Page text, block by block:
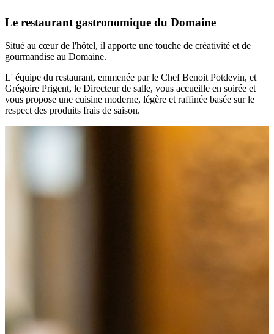
Le restaurant gastronomique du Domaine
Situé au cœur de l'hôtel, il apporte une touche de créativité et de
gourmandise au Domaine.
L' équipe du restaurant, emmenée par le Chef Benoit Potdevin, et
Grégoire Prigent, le Directeur de salle, vous accueille en soirée et
vous propose une cuisine moderne, légère et raffinée basée sur le
respect des produits frais de saison.